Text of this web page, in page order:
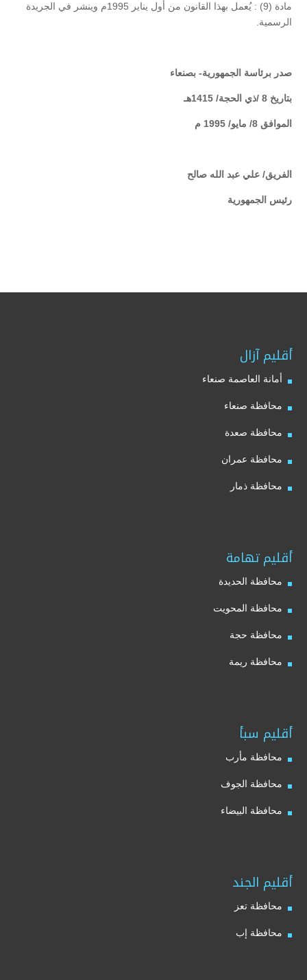
مادة (9) : يُعمل بهذا القانون من أول يناير 1995م وينشر في الجريدة
الرسمية.
صدر برئاسة الجمهورية- بصنعاء
بتاريخ 8 /ذي الحجة/ 1415هـ
الموافق 8/ مايو/ 1995 م
الفريق/ علي عبد الله صالح
رئيس الجمهورية
أقليم آزال
أمانة العاصمة صنعاء
محافظة صنعاء
محافظة صعدة
محافظة عمران
محافظة ذمار
أقليم تهامة
محافظة الحديدة
محافظة المحويت
محافظة حجة
محافظة ريمة
أقليم سبأ
محافظة مأرب
محافظة الجوف
محافظة البيضاء
أقليم الجند
محافظة تعز
محافظة إب